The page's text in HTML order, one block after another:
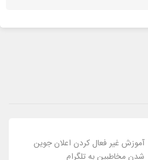
آموزش غیر فعال کردن اعلان جوین